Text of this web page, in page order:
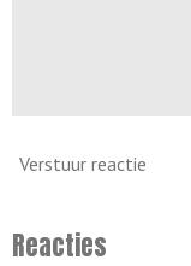
Verstuur reactie
Reacties